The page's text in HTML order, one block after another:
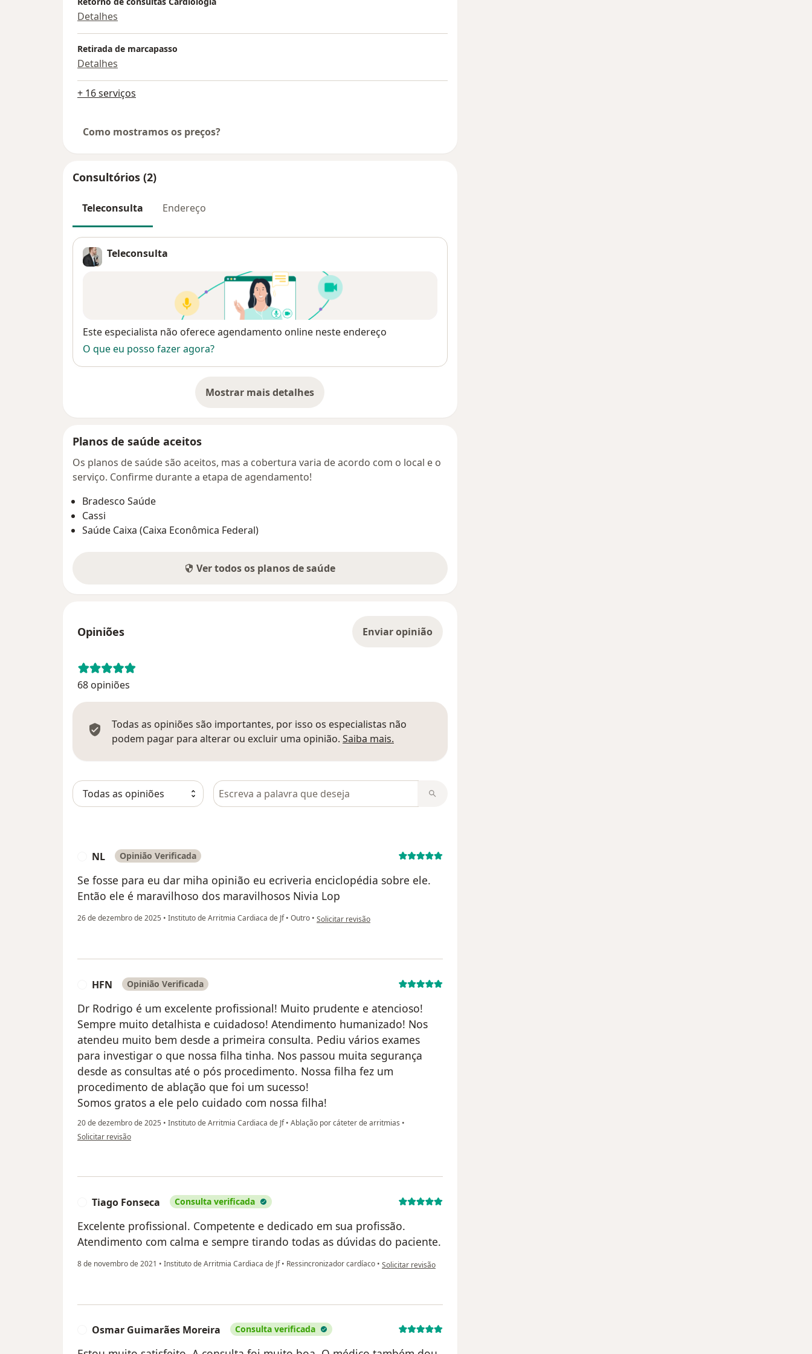
Detalhes
Retirada de marcapasso
Detalhes
+ 16 serviços
Como mostramos os preços?
Consultórios (2)
Teleconsulta Endereço
Teleconsulta
Disponibilidade
Este especialista não oferece agendamento online neste endereço
O que eu posso fazer agora?
Mostrar mais detalhes
sobre o endereço
Planos de saúde aceitos
Os planos de saúde são aceitos, mas a cobertura varia de acordo com o local e o
serviço. Confirme durante a etapa de agendamento!
Bradesco Saúde
Cassi
Saúde Caixa (Caixa Econômica Federal)
Ver todos os planos de saúde
Opiniões Enviar opinião
68 opiniões
Todas as opiniões são importantes, por isso os especialistas não
podem pagar para alterar ou excluir uma opinião. Saiba mais.
Pesquisar em opiniões
NL Opinião Verificada
Se fosse para eu dar miha opinião eu ecriveria enciclopédia sobre ele.
Então ele é maravilhoso dos maravilhosos Nivia Lop
26 de dezembro de 2025 • Instituto de Arritmia Cardiaca de Jf• Outro • na opinião do utilizador NL
Solicitar revisão
HFN Opinião Verificada
Dr Rodrigo é um excelente profissional! Muito prudente e atencioso!
Sempre muito detalhista e cuidadoso! Atendimento humanizado! Nos
atendeu muito bem desde a primeira consulta. Pediu vários exames
para investigar o que nossa filha tinha. Nos passou muita segurança
desde as consultas até o pós procedimento. Nossa filha fez um
procedimento de ablação que foi um sucesso!
Somos gratos a ele pelo cuidado com nossa filha!
20 de dezembro de 2025 • Instituto de Arritmia Cardiaca de Jf• Ablação por cáteter de arritmias •
na opinião do utilizador HFN
Solicitar revisão
Tiago Fonseca Consulta verificada
Excelente profissional. Competente e dedicado em sua profissão.
Atendimento com calma e sempre tirando todas as dúvidas do paciente.
8 de novembro de 2021 • Instituto de Arritmia Cardiaca de Jf• Ressincronizador cardíaco • na opinião do utilizador Tiago Fonseca
Solicitar revisão
Osmar Guimarães Moreira Consulta verificada